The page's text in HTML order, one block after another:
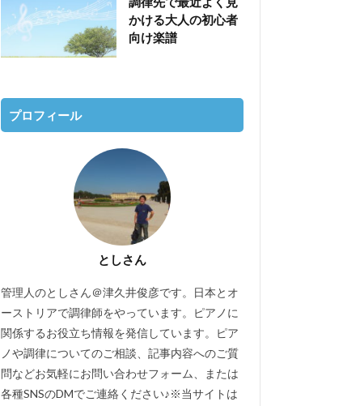
かける大人の初心者
向け楽譜
プロフィール
としさん
管理人のとしさん＠津久井俊彦です。日本とオ
ーストリアで調律師をやっています。ピアノに
関係するお役立ち情報を発信しています。ピア
ノや調律についてのご相談、記事内容へのご質
問などお気軽にお問い合わせフォーム、または
各種SNSのDMでご連絡ください♪※当サイトは